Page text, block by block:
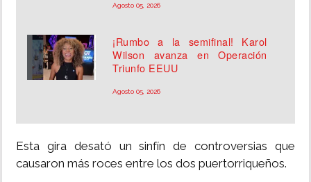
Agosto 05, 2026
¡Rumbo a la semifinal! Karol
Wilson avanza en Operación
Triunfo EEUU
Agosto 05, 2026
Esta gira desató un sinfín de controversias que
causaron más roces entre los dos puertorriqueños.